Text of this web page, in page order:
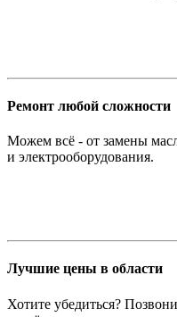
Ремонт любой сложности
Можем всё - от замены
и электрооборудования.
Лучшие цены в области
Хотите убедиться?